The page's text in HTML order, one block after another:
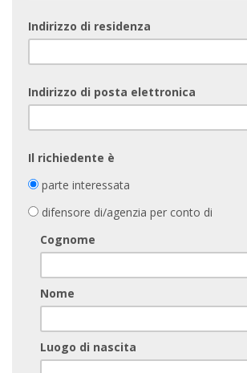
Indirizzo di residenza
Indirizzo di posta elettronica
Il richiedente è
parte interessata
difensore di/agenzia per conto di
Cognome
Nome
Luogo di nascita